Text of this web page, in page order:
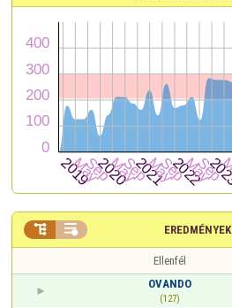
EREDMÉNYEK
 
Ellenfél
OVANDO
(127)